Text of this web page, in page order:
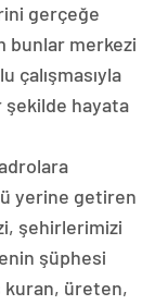
gerçeğe
bunlar merkezi
çalışmasıyla
şekilde hayata
yerine getiren
şehirlerimizi
şüphesi
kuran, üreten,